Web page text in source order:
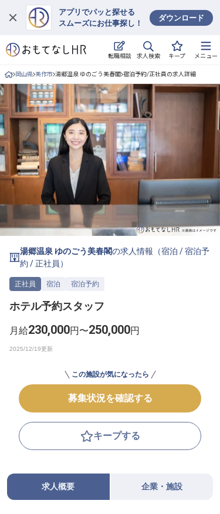
アプリでパッと探せる
スムーズにお仕事探し！
ダウンロード
転職相談 求人検索 キープ メニュー
ログイン
求人・施設を探す
キープした求人
就職・転職 合同説明会
おもてなしHRについて
ご利用の流れ
よくある質問
ホテル・宿泊業界情報コラム
無料 転職サポートに申し込む
採用をお考えの企業様へ
岡山県 美作市 湯郷温泉 ゆのごう美春閣 宿泊予約/正社員の求人詳細
湯郷温泉 ゆのごう美春閣の求人情報（宿泊 /宿泊予
約 /正社員 ）
正社員 宿泊 宿泊予約
ホテル予約スタッフ
月給230,000円〜250,000円
この施設が気になったら
募集状況を確認する
キープする
求人概要 企業・施設